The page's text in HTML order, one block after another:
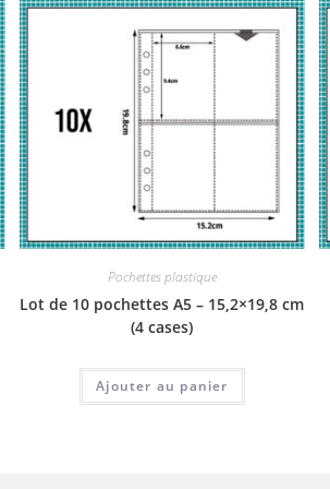
Pochettes plastique
Lot de 10 pochettes A5 – 15,2×19,8 cm
(4 cases)
Ajouter au panier